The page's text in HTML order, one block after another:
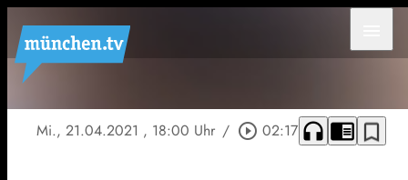
Mi., 21.04.2021 , 18:00 Uhr / play_circle_outline 02:17 headphones chrome_reader_mode bookmark_border